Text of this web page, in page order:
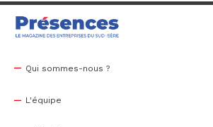
Qui sommes-nous ?
L'équipe